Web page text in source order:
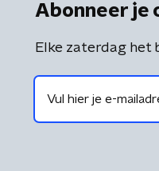
Abonneer je
Elke zaterdag het